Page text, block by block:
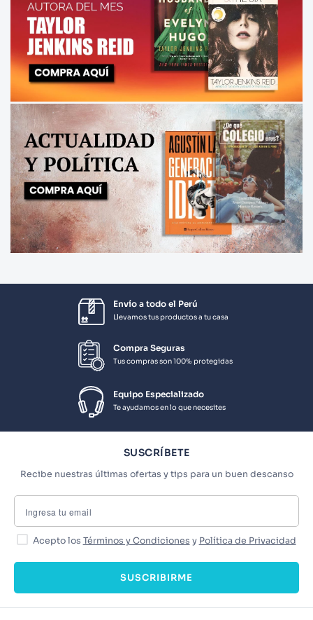
Envío a todo el Perú
Llevamos tus productos a tu casa
Compra Seguras
Tus compras son 100% protegidas
Equipo Especializado
Te ayudamos en lo que necesites
SUSCRÍBETE
Recibe nuestras últimas ofertas y tips para un buen descanso
Acepto los Términos y Condiciones y Política de Privacidad
SUSCRIBIRME